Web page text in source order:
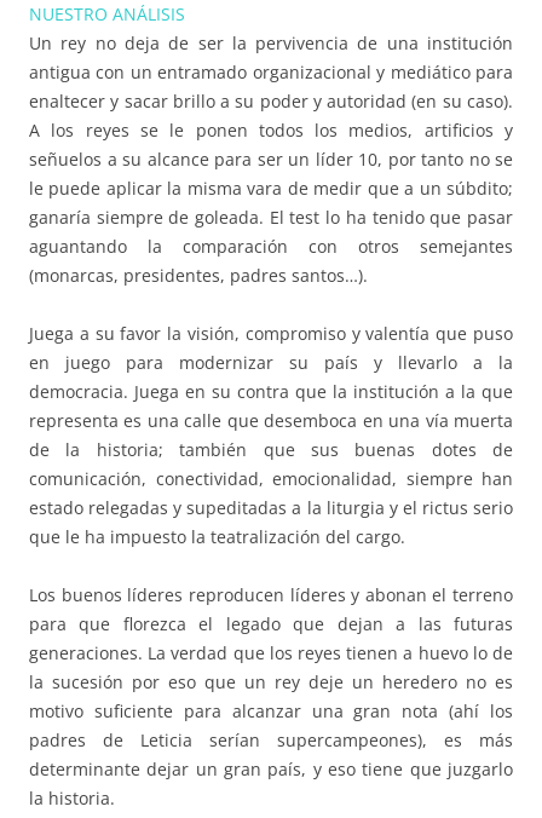
NUESTRO ANÁLISIS
Un rey no deja de ser la pervivencia de una institución
antigua con un entramado organizacional y mediático para
enaltecer y sacar brillo a su poder y autoridad (en su caso).
A los reyes se le ponen todos los medios, artificios y
señuelos a su alcance para ser un líder 10, por tanto no se
le puede aplicar la misma vara de medir que a un súbdito;
ganaría siempre de goleada. El test lo ha tenido que pasar
aguantando la comparación con otros semejantes
(monarcas, presidentes, padres santos…).
Juega a su favor la visión, compromiso y valentía que puso
en juego para modernizar su país y llevarlo a la
democracia. Juega en su contra que la institución a la que
representa es una calle que desemboca en una vía muerta
de la historia; también que sus buenas dotes de
comunicación, conectividad, emocionalidad, siempre han
estado relegadas y supeditadas a la liturgia y el rictus serio
que le ha impuesto la teatralización del cargo.
Los buenos líderes reproducen líderes y abonan el terreno
para que florezca el legado que dejan a las futuras
generaciones. La verdad que los reyes tienen a huevo lo de
la sucesión por eso que un rey deje un heredero no es
motivo suficiente para alcanzar una gran nota (ahí los
padres de Leticia serían supercampeones), es más
determinante dejar un gran país, y eso tiene que juzgarlo
la historia.